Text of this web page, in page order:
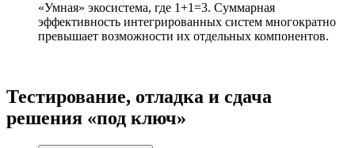
«Умная» экосистема, где 1+1=3. Суммарная
эффективность интегрированных систем многократно
превышает возможности их отдельных компонентов.
Тестирование, отладка и сдача
решения «под ключ»